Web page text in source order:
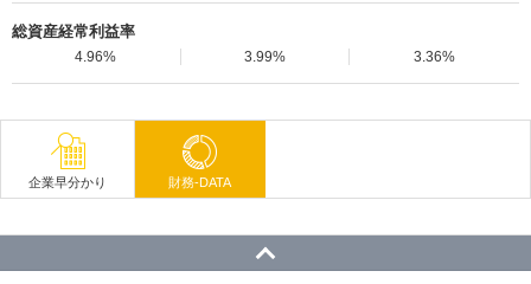
総資産経常利益率
4.96% 3.99% 3.36%
企業早分かり 財務-DATA